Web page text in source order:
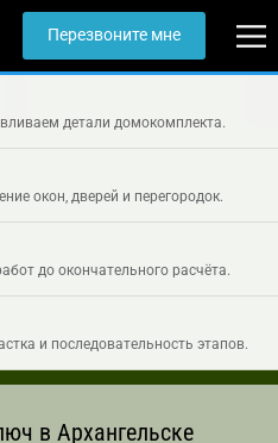
Перезвоните мне
детали домокомплекта.
окон, дверей и перегородок.
до окончательного расчёта.
и последовательность этапов.
в Архангельске